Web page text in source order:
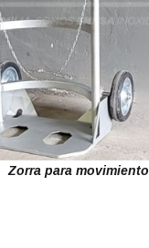
Zorra para movimiento